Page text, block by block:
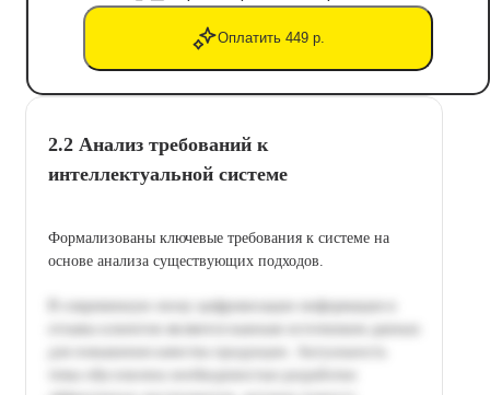
Оплатить 449 р.
2.2 Анализ требований к
интеллектуальной системе
Формализованы ключевые требования к системе на
основе анализа существующих подходов.